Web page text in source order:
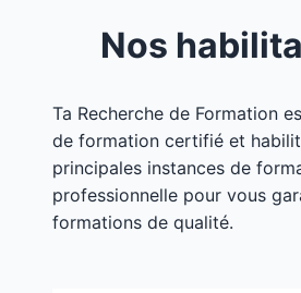
Nos
Ta Recherche de Formation
de formation certifié et
principales instances de
professionnelle pour vous
formations de qualité.